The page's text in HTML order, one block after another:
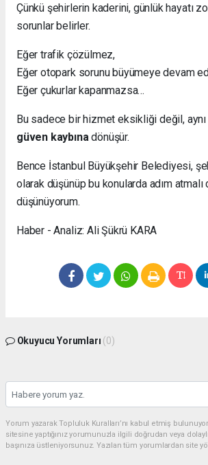
Çünkü şehirlerin kaderini, günlük hayatı
sorunlar belirler.
Eğer trafik çözülmez,
Eğer otopark sorunu büyümeye devam
Eğer çukurlar kapanmazsa…
Bu sadece bir hizmet eksikliği değil,
güven kaybına dönüşür.
Bence İstanbul Büyükşehir Belediyesi,
olarak düşünüp bu konularda adım atmalı
düşünüyorum.
Haber - Analiz: Ali Şükrü KARA
Okuyucu Yorumları (0)
Yorum yazarak Topluluk Kuralları’nı kabul etmiş
sitesine yaptığınız yorumunuzla ilgili doğrudan veya
başınıza üstleniyorsunuz. Yazılan tüm yorumlardan site